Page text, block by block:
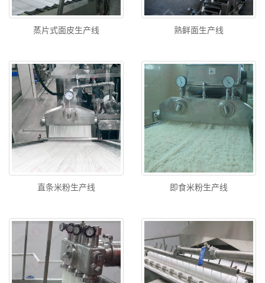
蒸片式面皮生产线 熟鲜面生产线
直条米粉生产线 即食米粉生产线